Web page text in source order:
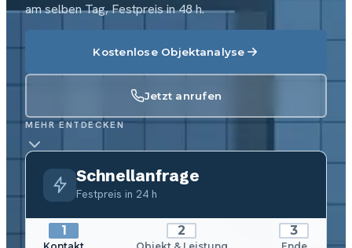
am selben Tag, Festpreis in 48 h.
Kostenlose Objektanalyse
Jetzt anrufen
MEHR ENTDECKEN
Schnellanfrage
Festpreis in 24 h